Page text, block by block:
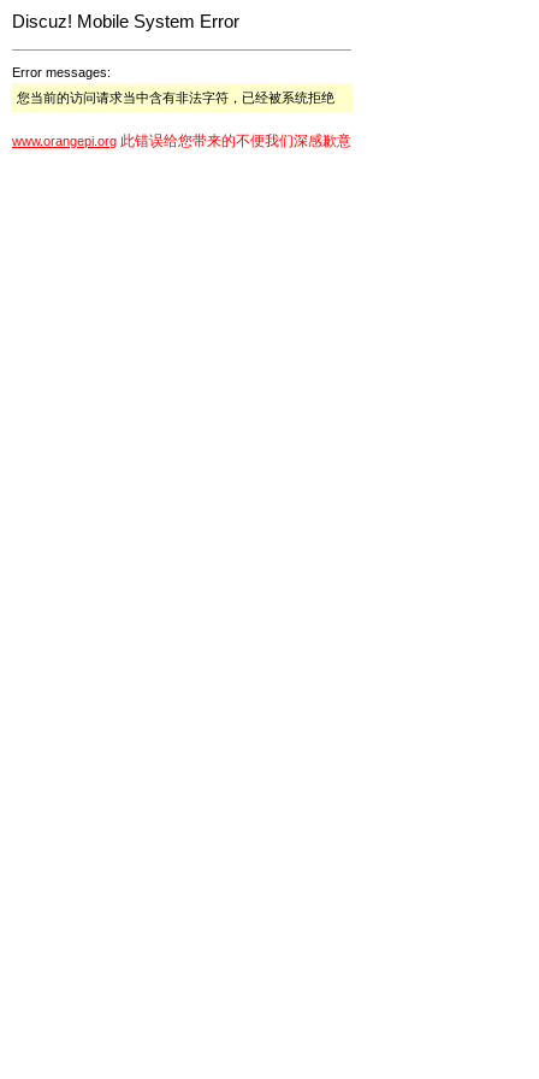
Discuz! Mobile System Error
Error messages:
您当前的访问请求当中含有非法字符，已经被系统拒绝
www.orangepi.org 此错误给您带来的不便我们深感歉意